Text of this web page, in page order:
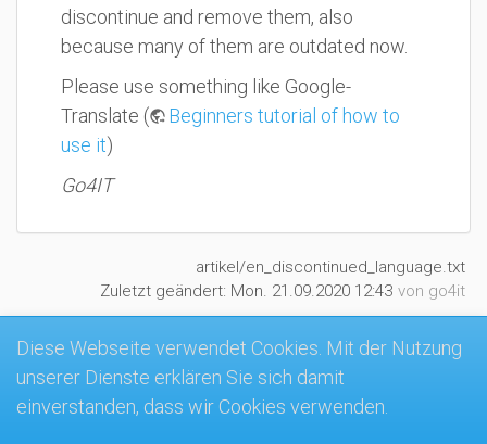
discontinue and remove them, also
because many of them are outdated now.
Please use something like Google-
Translate (
Beginners tutorial of how to
use it)
Go4IT
artikel/en_discontinued_language.txt
Zuletzt geändert: Mon. 21.09.2020 12:43 von go4it
MK4-Wiki
Diese Webseite verwendet Cookies. Mit der Nutzung
unserer Dienste erklären Sie sich damit
einverstanden, dass wir Cookies verwenden.